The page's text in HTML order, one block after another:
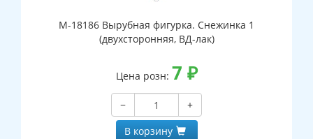
М-18186 Вырубная фигурка. Снежинка 1
(двухсторонняя, ВД-лак)
Цена розн: 7 ₽
−
+
В корзину